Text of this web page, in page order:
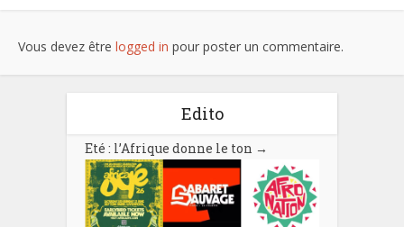
Vous devez être logged in pour poster un commentaire.
Edito
Eté : l’Afrique donne le ton →